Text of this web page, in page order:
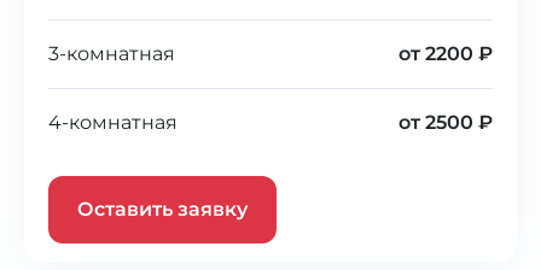
3-комнатная от 2200 ₽
4-комнатная от 2500 ₽
Оставить заявку